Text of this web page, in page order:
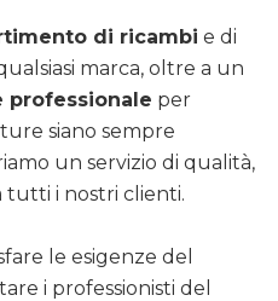
di ricambi e di
marca, oltre a un
professionale per
siano sempre
un servizio di qualità,
tutti i nostri clienti.
le esigenze del
i professionisti del